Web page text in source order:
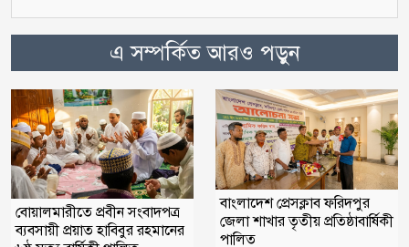
এ সম্পর্কিত আরও পড়ুন
বোয়ালমারীতে প্রবীন সংবাদপত্র
ব্যবসায়ী প্রয়াত হাবিবুর রহমানের
বাংলাদেশ প্রেসক্লাব ফরিদপুর
জেলা শাখার তৃতীয় প্রতিষ্ঠাবার্ষিকী
পালিত